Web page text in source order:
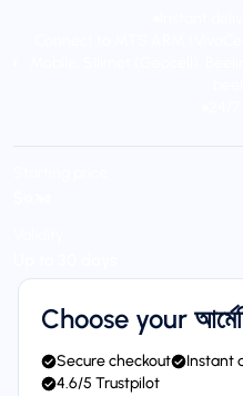
Choose your
Secure checkout Instant
4.6/5 Trustpilot